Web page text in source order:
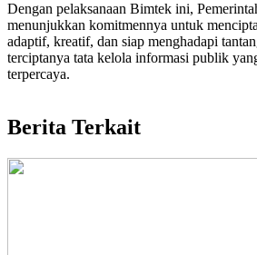
Dengan pelaksanaan Bimtek ini,
menunjukkan komitmennya untuk
adaptif, kreatif, dan siap menghadapi
terciptanya tata kelola informasi publik
terpercaya.
Berita Terkait